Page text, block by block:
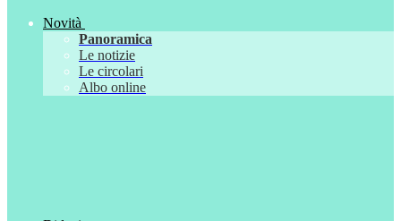
Novità
Panoramica
Le notizie
Le circolari
Albo online